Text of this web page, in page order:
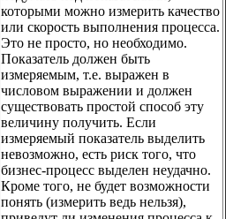
которыми можно измерить качество
или скорость выполнения процесса.
Это не просто, но необходимо.
Показатель должен быть
измеряемым, т.е. выражен в
числовом выражении и должен
существовать простой способ эту
величину получить. Если
измеряемый показатель выделить
невозможно, есть риск того, что
бизнес-процесс выделен неудачно.
Кроме того, не будет возможности
понять (измерить ведь нельзя),